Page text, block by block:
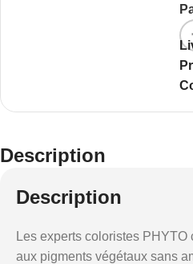
Description
Description
Les experts coloristes
aux pigments végétaux sans